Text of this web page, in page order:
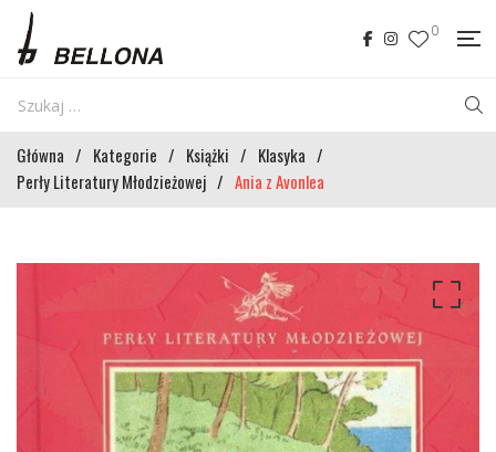
0
Główna / Kategorie / Książki / Klasyka /
Perły Literatury Młodzieżowej / Ania z Avonlea